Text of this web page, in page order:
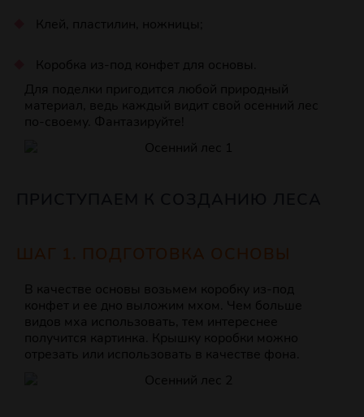
Клей, пластилин, ножницы;
Коробка из-под конфет для основы.
Для поделки пригодится любой природный
материал, ведь каждый видит свой осенний лес
по-своему. Фантазируйте!
ШАГ 1. ПОДГОТОВКА ОСНОВЫ
В качестве основы возьмем коробку из-под
конфет и ее дно выложим мхом. Чем больше
видов мха использовать, тем интереснее
получится картинка. Крышку коробки можно
отрезать или использовать в качестве фона.